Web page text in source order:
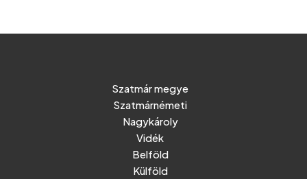
Szatmár megye
Szatmárnémeti
Nagykároly
Vidék
Belföld
Külföld